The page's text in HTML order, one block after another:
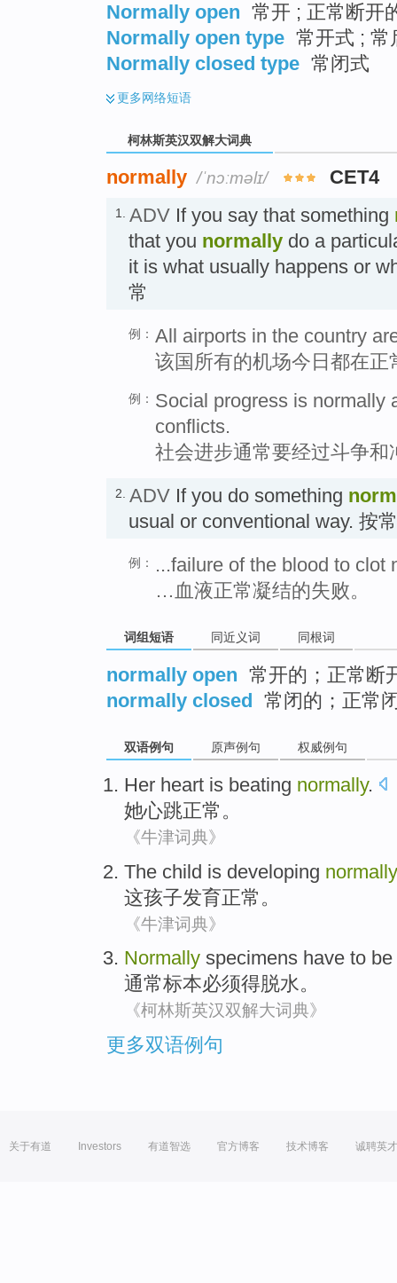
Normally open 常开 ; 正常断开
Normally open type 常开式 ; 常
Normally closed type 常闭式
更多网络短语
柯林斯英汉双解大词典
normally /ˈnɔːməlɪ/ CET4
1. ADV If you say that something
that you normally do a
it is what usually happens or
常
例： All airports in the country
该国所有的机场今日都在正
例： Social progress is normally
conflicts.
社会进步通常要经过斗争和
2. ADV If you do something
usual or conventional way. 按
例：
...failure of the blood to clot
…血液正常凝结的失败。
词组短语 同近义词 同根词
normally open 常开的；正常断
normally closed 常闭的；正常
双语例句 原声例句 权威例句
Her heart is beating normally.
她心跳正常 。
《牛津词典》
The child is developing normally
这孩子发育正常 。
《牛津词典》
Normally specimens have to be
通常标本必须得脱水。
《柯林斯英汉双解大词典》
更多双语例句
关于有道 Investors 有道智选 官方博客 技术博客 诚聘英才